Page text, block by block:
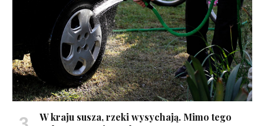
W kraju susza, rzeki wysychają. Mimo tego